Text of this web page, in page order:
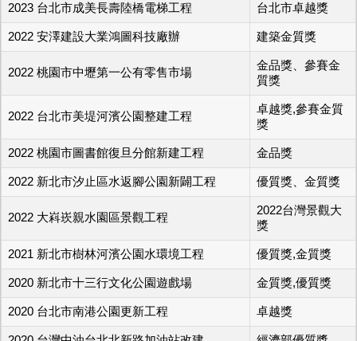
2023 台北市成美長壽陸橋電梯工程 台北市卓越獎
2022 安澤建設大業鴻圖科技廠辦 建築金質獎
2022 桃園市中壢第一公有零售市場
金品獎、參賽金
質獎
2022 台北市美堤河濱公園整建工程
卓越獎,參賽金質
獎
2022 桃園市圖書館復旦分館新建工程 金品獎
2022 新北市汐止區水返腳公園新闢工程 優質獎、金質獎
2022 大嵙崁親水園區景觀工程
2022台灣景觀大
獎
2021 新北市樹林河濱公園水環境工程 優質獎,金質獎
2020 新北市十三行文化公園遊戲場 金質獎,優質獎
2020 台北市南港公園更新工程 卓越獎